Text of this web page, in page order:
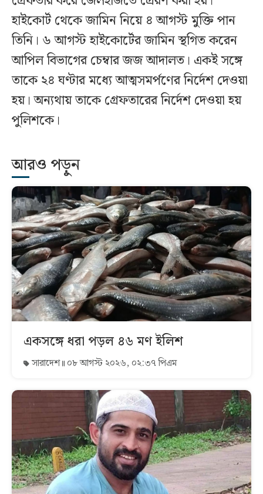
হাইকোর্ট থেকে জামিন নিয়ে ৪ আগস্ট মুক্তি পান
তিনি। ৬ আগস্ট হাইকোর্টের জামিন স্থগিত করেন
আপিল বিভাগের চেম্বার জজ আদালত। একই সঙ্গে
তাকে ২৪ ঘণ্টার মধ্যে আত্মসমর্পণের নির্দেশ দেওয়া
হয়। অন্যথায় তাকে গ্রেফতারের নির্দেশ দেওয়া হয়
পুলিশকে।
আরও পড়ুন
একসঙ্গে ধরা পড়ল ৪৬ মণ ইলিশ
সারাদেশ ০৮ আগস্ট ২০২৬, ০২:৩৭ পিএম